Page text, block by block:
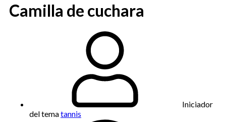
Camilla de cuchara
Iniciador
del tematannis